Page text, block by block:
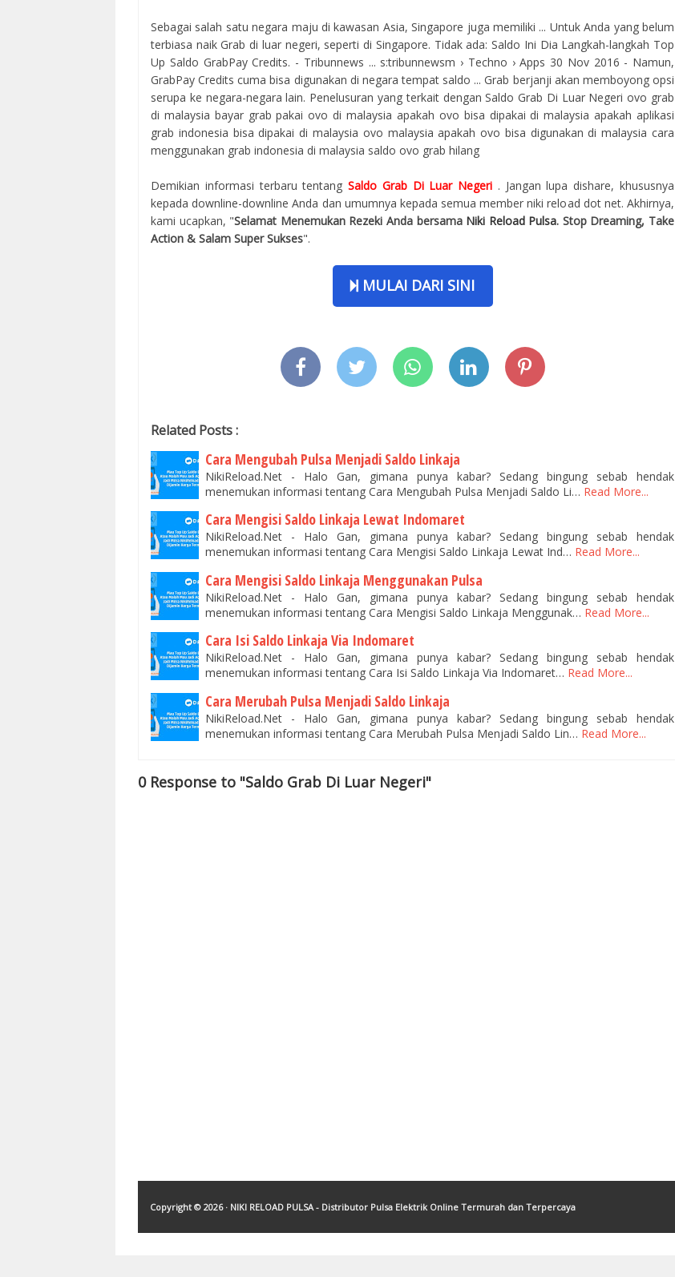
Sebagai salah satu negara maju di kawasan Asia, Singapore juga memiliki ... Untuk Anda yang belum
terbiasa naik Grab di luar negeri, seperti di Singapore. Tidak ada: Saldo Ini Dia Langkah-langkah Top
Up Saldo GrabPay Credits. - Tribunnews ... s:tribunnewsm › Techno › Apps 30 Nov 2016 - Namun,
GrabPay Credits cuma bisa digunakan di negara tempat saldo ... Grab berjanji akan memboyong opsi
serupa ke negara-negara lain. Penelusuran yang terkait dengan Saldo Grab Di Luar Negeri ovo grab
di malaysia bayar grab pakai ovo di malaysia apakah ovo bisa dipakai di malaysia apakah aplikasi
grab indonesia bisa dipakai di malaysia ovo malaysia apakah ovo bisa digunakan di malaysia cara
menggunakan grab indonesia di malaysia saldo ovo grab hilang
Demikian informasi terbaru tentangSaldo Grab Di Luar Negeri . Jangan lupa dishare, khususnya
kepada downline-downline Anda dan umumnya kepada semua member niki reload dot net. Akhirnya,
kami ucapkan, "Selamat Menemukan Rezeki Anda bersama Niki Reload Pulsa. Stop Dreaming, Take
Action & Salam Super Sukses".
MULAI DARI SINI
Related Posts :
Cara Mengubah Pulsa Menjadi Saldo Linkaja
NikiReload.Net - Halo Gan, gimana punya kabar? Sedang bingung sebab hendak
menemukan informasi tentang Cara Mengubah Pulsa Menjadi Saldo Li… Read More...
Cara Mengisi Saldo Linkaja Lewat Indomaret
NikiReload.Net - Halo Gan, gimana punya kabar? Sedang bingung sebab hendak
menemukan informasi tentang Cara Mengisi Saldo Linkaja Lewat Ind… Read More...
Cara Mengisi Saldo Linkaja Menggunakan Pulsa
NikiReload.Net - Halo Gan, gimana punya kabar? Sedang bingung sebab hendak
menemukan informasi tentang Cara Mengisi Saldo Linkaja Menggunak… Read More...
Cara Isi Saldo Linkaja Via Indomaret
NikiReload.Net - Halo Gan, gimana punya kabar? Sedang bingung sebab hendak
menemukan informasi tentang Cara Isi Saldo Linkaja Via Indomaret… Read More...
Cara Merubah Pulsa Menjadi Saldo Linkaja
NikiReload.Net - Halo Gan, gimana punya kabar? Sedang bingung sebab hendak
menemukan informasi tentang Cara Merubah Pulsa Menjadi Saldo Lin… Read More...
0 Response to "Saldo Grab Di Luar Negeri"
Copyright © 2026 · NIKI RELOAD PULSA - Distributor Pulsa Elektrik Online Termurah dan Terpercaya